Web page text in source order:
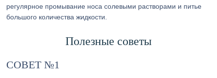
регулярное промывание носа солевыми растворами и питье
большого количества жидкости.
Полезные советы
СОВЕТ №1